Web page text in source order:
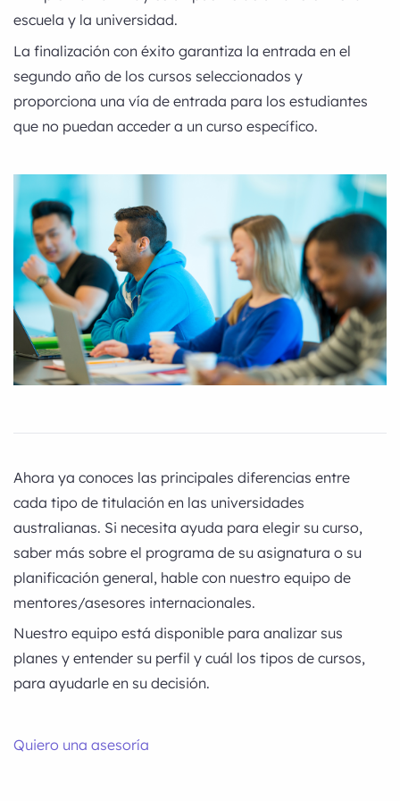
escuela y la universidad.
La finalización con éxito garantiza la entrada en el
segundo año de los cursos seleccionados y
proporciona una vía de entrada para los estudiantes
que no puedan acceder a un curso específico.
Ahora ya conoces las principales diferencias entre
cada tipo de titulación en las universidades
australianas. Si necesita ayuda para elegir su curso,
saber más sobre el programa de su asignatura o su
planificación general, hable con nuestro equipo de
mentores/asesores internacionales.
Nuestro equipo está disponible para analizar sus
planes y entender su perfil y cuál los tipos de cursos,
para ayudarle en su decisión.
Quiero una asesoría